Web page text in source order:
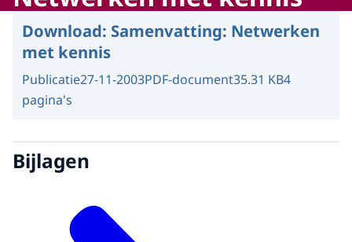
Download: Samenvatting: Netwerken
met kennis
Publicatie27-11-2003PDF-document35.31 KB4
pagina's
Bijlagen